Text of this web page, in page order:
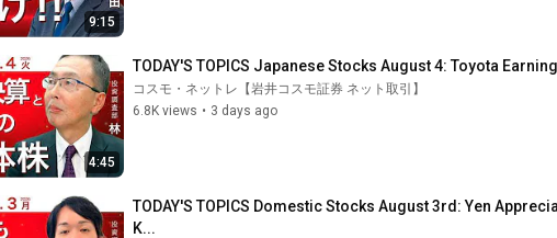
9:15
4:45
TODAY'S TOPICS Japanese Stocks August 4: Toyota
コスモ・ネットレ【岩井コスモ証券 ネット取引】
6.8K views • 3 days ago
TODAY'S TOPICS Domestic Stocks August 3rd: Yen
K...